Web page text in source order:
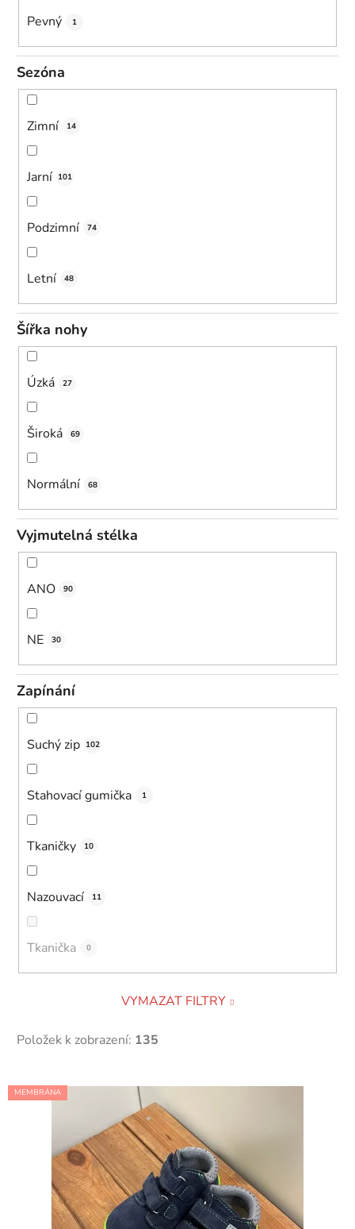
Pevný 1
Sezóna
Zimní 14
Jarní 101
Podzimní 74
Letní 48
Šířka nohy
Úzká 27
Široká 69
Normální 68
Vyjmutelná stélka
ANO 90
NE 30
Zapínání
Suchý zip 102
Stahovací gumička 1
Tkaničky 10
Nazouvací 11
Tkanička 0
VYMAZAT FILTRY
Položek k zobrazení: 135
V
ý
MEMBRÁNA